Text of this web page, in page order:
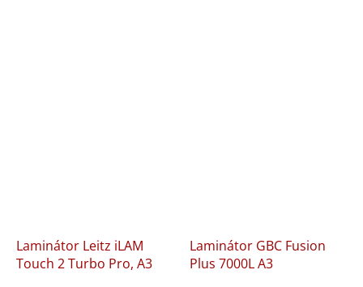
Laminátor Leitz iLAM
Touch 2 Turbo Pro, A3
Laminátor GBC Fusion
Plus 7000L A3